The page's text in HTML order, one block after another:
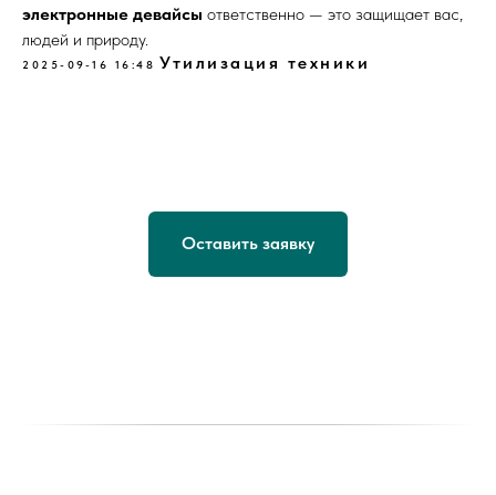
электронные девайсы ответственно — это защищает вас,
людей и природу.
2025-09-16 16:48 Утилизация техники
Оставить заявку